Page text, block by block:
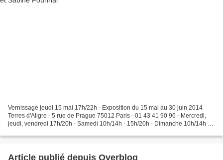
Vernissage jeudi 15 mai 17h/22h - Exposition du 15 mai au 30 juin 2014
Terres d'Aligre - 5 rue de Prague 75012 Paris - 01 43 41 90 96 - Mercredi,
jeudi, vendredi 17h/20h - Samedi 10h/14h - 15h/20h - Dimanche 10h/14h -
Article publié depuis Overblog